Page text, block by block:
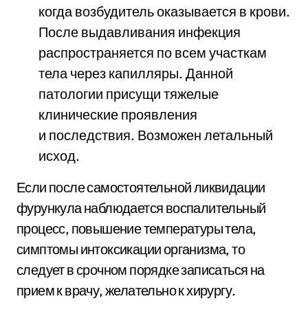
когда возбудитель оказывается в крови.
После выдавливания инфекция
распространяется по всем участкам
тела через капилляры. Данной
патологии присущи тяжелые
клинические проявления
и последствия. Возможен летальный
исход.
Если после самостоятельной ликвидации
фурункула наблюдается воспалительный
процесс, повышение температуры тела,
симптомы интоксикации организма, то
следует в срочном порядке записаться на
прием к врачу, желательно к хирургу.